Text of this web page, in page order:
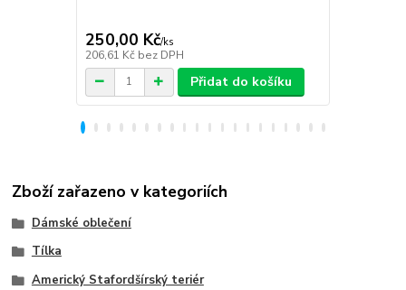
250,00 Kč/ks
206,61 Kč bez DPH
Přidat do košíku
Zboží zařazeno v kategoriích
Dámské oblečení
Tílka
Americký Stafordšírský teriér